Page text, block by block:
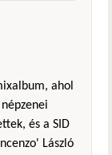
ahol
és a SID
László